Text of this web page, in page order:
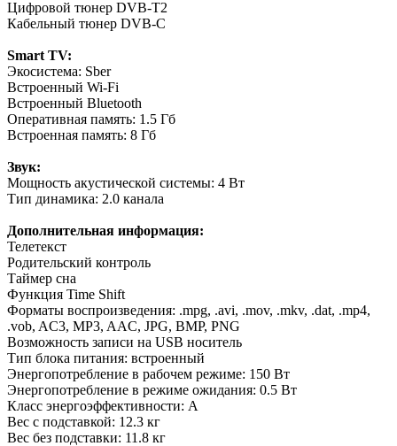
Цифровой тюнер DVB-T2
Кабельный тюнер DVB-C
Smart TV:
Экосистема: Sber
Встроенный Wi-Fi
Встроенный Bluetooth
Оперативная память: 1.5 Гб
Встроенная память: 8 Гб
Звук:
Мощность акустической системы: 4 Вт
Тип динамика: 2.0 канала
Дополнительная информация:
Телетекст
Родительский контроль
Таймер сна
Функция Time Shift
Форматы воспроизведения: .mpg, .avi, .mov, .mkv, .dat, .mp4,
.vob, AC3, MP3, AAC, JPG, BMP, PNG
Возможность записи на USB носитель
Тип блока питания: встроенный
Энергопотребление в рабочем режиме: 150 Вт
Энергопотребление в режиме ожидания: 0.5 Вт
Класс энергоэффективности: A
Вес с подставкой: 12.3 кг
Вес без подставки: 11.8 кг